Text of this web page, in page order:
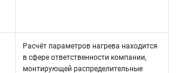
Расчёт параметров нагрева находится
в сфере ответственности компании,
монтирующей распределительные